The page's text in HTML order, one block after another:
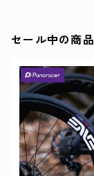
セール中の商品